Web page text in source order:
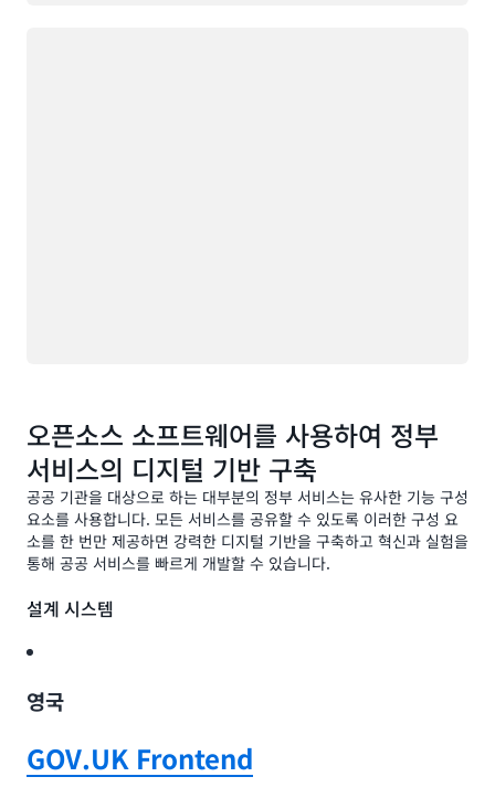
오픈소스 소프트웨어를 사용하여 정부
서비스의 디지털 기반 구축
공공 기관을 대상으로 하는 대부분의 정부 서비스는 유사한 기능 구성
요소를 사용합니다. 모든 서비스를 공유할 수 있도록 이러한 구성 요
소를 한 번만 제공하면 강력한 디지털 기반을 구축하고 혁신과 실험을
통해 공공 서비스를 빠르게 개발할 수 있습니다.
설계 시스템
영국
GOV.UK Frontend